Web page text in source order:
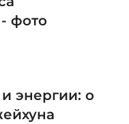
фото
энергии: о